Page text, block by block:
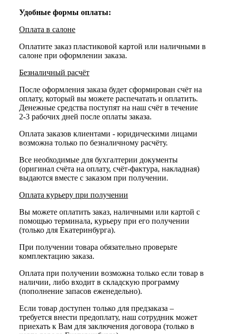
Удобные формы оплаты:
Оплата в салоне
Оплатите заказ пластиковой картой или наличными в
салоне при оформлении заказа.
Безналичный расчёт
После оформления заказа будет сформирован счёт на
оплату, который вы можете распечатать и оплатить.
Денежные средства поступят на наш счёт в течение
2-3 рабочих дней после оплаты заказа.
Оплата заказов клиентами - юридическими лицами
возможна только по безналичному расчёту.
Все необходимые для бухгалтерии документы
(оригинал счёта на оплату, счёт-фактура, накладная)
выдаются вместе с заказом при получении.
Оплата курьеру при получении
Вы можете оплатить заказ, наличными или картой с
помощью терминала, курьеру при его получении
(только для Екатеринбурга).
При получении товара обязательно проверьте
комплектацию заказа.
Оплата при получении возможна только если товар в
наличии, либо входит в складскую программу
(пополнение запасов еженедельно).
Если товар доступен только для предзаказа –
требуется внести предоплату, наш сотрудник может
приехать к Вам для заключения договора (только в